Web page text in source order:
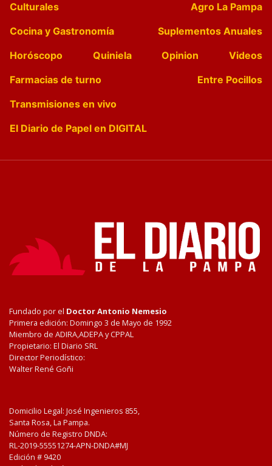
Culturales
Agro La Pampa
Cocina y Gastronomía
Suplementos Anuales
Horóscopo
Quiniela Opinion
Videos
Farmacias de turno
Entre Pocillos
Transmisiones en vivo
El Diario de Papel en DIGITAL
Fundado por el Doctor Antonio Nemesio
Primera edición: Domingo 3 de Mayo de 1992
Miembro de ADIRA,ADEPA y CPPAL
Propietario: El Diario SRL
Director Periodístico:
Walter René Goñi
Domicilio Legal: José Ingenieros 855,
Santa Rosa, La Pampa.
Número de Registro DNDA:
RL-2019-55551274-APN-DNDA#MJ
Edición # 9420